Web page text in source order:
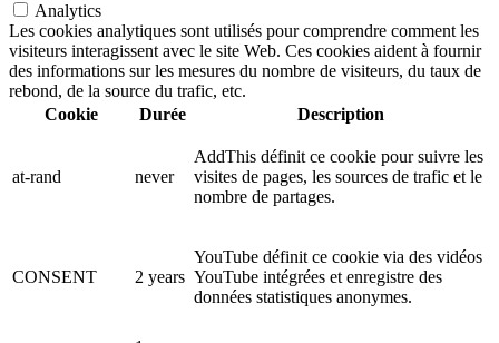
Analytics
Les cookies analytiques sont utilisés pour comprendre comment les
visiteurs interagissent avec le site Web. Ces cookies aident à fournir
des informations sur les mesures du nombre de visiteurs, du taux de
rebond, de la source du trafic, etc.
Cookie
Durée Description
at-rand never
AddThis définit ce cookie pour suivre les
visites de pages, les sources de trafic et le
nombre de partages.
CONSENT 2 years
YouTube définit ce cookie via des vidéos
YouTube intégrées et enregistre des
données statistiques anonymes.